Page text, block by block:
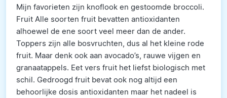
Mijn favorieten zijn knoflook en gestoomde broccoli.
Fruit Alle soorten fruit bevatten antioxidanten
alhoewel de ene soort veel meer dan de ander.
Toppers zijn alle bosvruchten, dus al het kleine rode
fruit. Maar denk ook aan avocado’s, rauwe vijgen en
granaatappels. Eet vers fruit het liefst biologisch met
schil. Gedroogd fruit bevat ook nog altijd een
behoorlijke dosis antioxidanten maar het nadeel is